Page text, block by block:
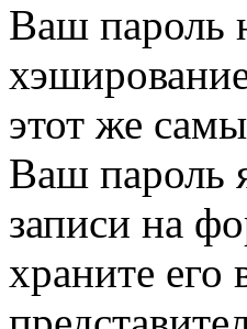
Ваш пароль
этот же
Ваш пароль
записи на
храните его